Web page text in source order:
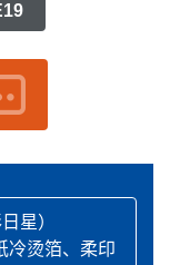
星）
冷烫箔、柔印